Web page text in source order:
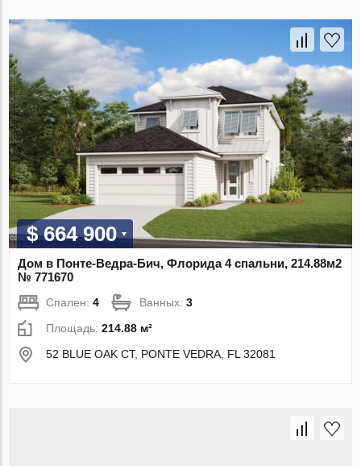
$ 664 900
Дом в Понте-Ведра-Бич, Флорида 4 спальни, 214.88м2
№ 771670
Спален:4 Ванных:3
Площадь:214.88 м²
52 BLUE OAK CT, PONTE VEDRA, FL 32081